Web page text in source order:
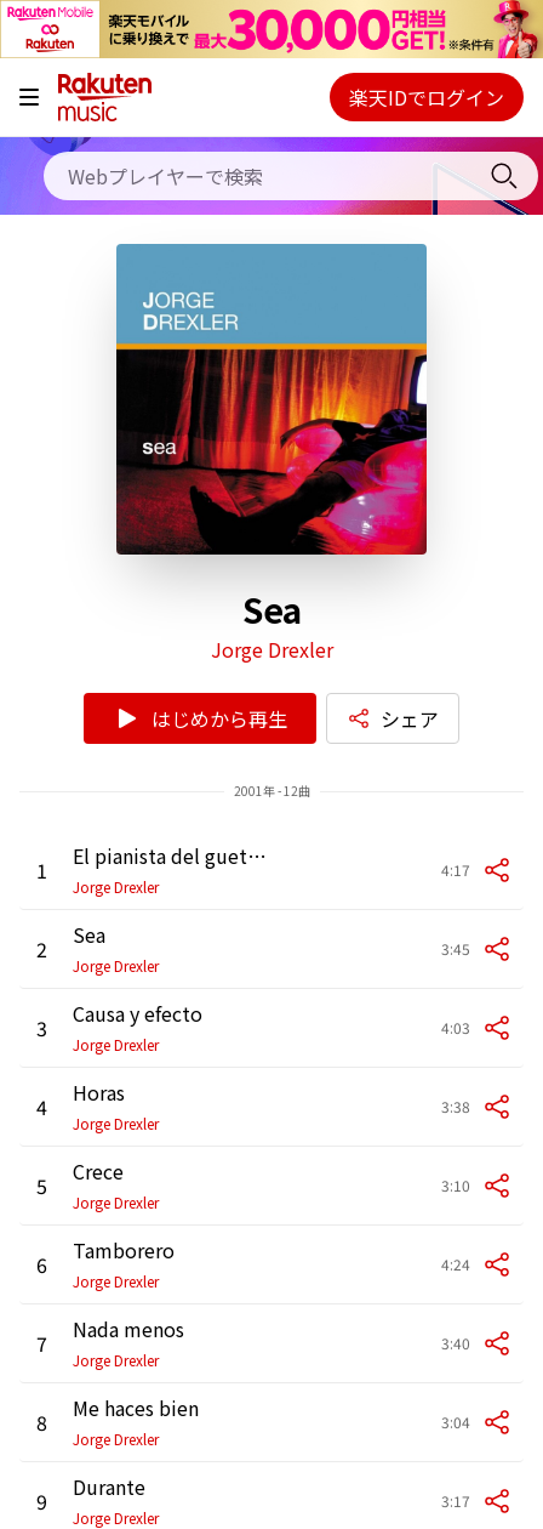
キャンペーン
料金プラン
使い方
初回30日間無料お試し
Webプレイヤー
ご契約内容の確認・変更
楽天IDでログイン
Sea
Jorge Drexler
はじめから再生 シェア
2001年 - 12曲
1 El pianista del gueto de Varsovia
Jorge Drexler
4:17
2 Sea
Jorge Drexler
3:45
3 Causa y efecto
Jorge Drexler
4:03
4 Horas
Jorge Drexler
3:38
5 Crece
Jorge Drexler
3:10
6 Tamborero
Jorge Drexler
4:24
7 Nada menos
Jorge Drexler
3:40
8 Me haces bien
Jorge Drexler
3:04
9 Durante
Jorge Drexler
3:17